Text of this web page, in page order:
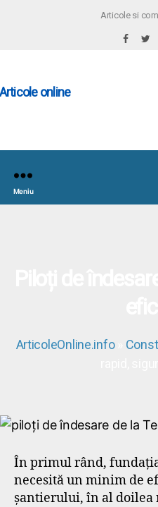
Articole si
Meniu
ArticoleOnline.info»
În primul rând,
necesită un minim de
șantierului, în al doilea